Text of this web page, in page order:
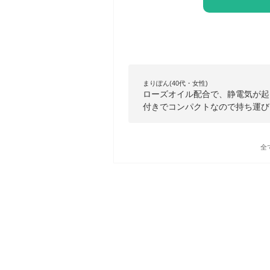
まりぽん(40代・女性)
ローズオイル配合で、静電気が
付きでコンパクトなので持ち運
全